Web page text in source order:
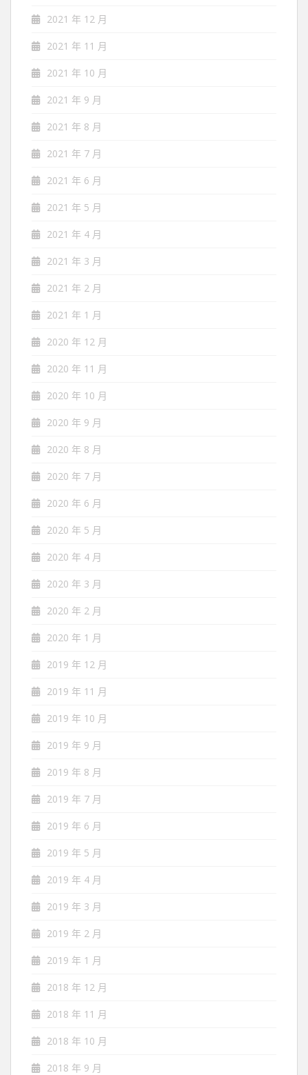
2021 年 12 月
2021 年 11 月
2021 年 10 月
2021 年 9 月
2021 年 8 月
2021 年 7 月
2021 年 6 月
2021 年 5 月
2021 年 4 月
2021 年 3 月
2021 年 2 月
2021 年 1 月
2020 年 12 月
2020 年 11 月
2020 年 10 月
2020 年 9 月
2020 年 8 月
2020 年 7 月
2020 年 6 月
2020 年 5 月
2020 年 4 月
2020 年 3 月
2020 年 2 月
2020 年 1 月
2019 年 12 月
2019 年 11 月
2019 年 10 月
2019 年 9 月
2019 年 8 月
2019 年 7 月
2019 年 6 月
2019 年 5 月
2019 年 4 月
2019 年 3 月
2019 年 2 月
2019 年 1 月
2018 年 12 月
2018 年 11 月
2018 年 10 月
2018 年 9 月